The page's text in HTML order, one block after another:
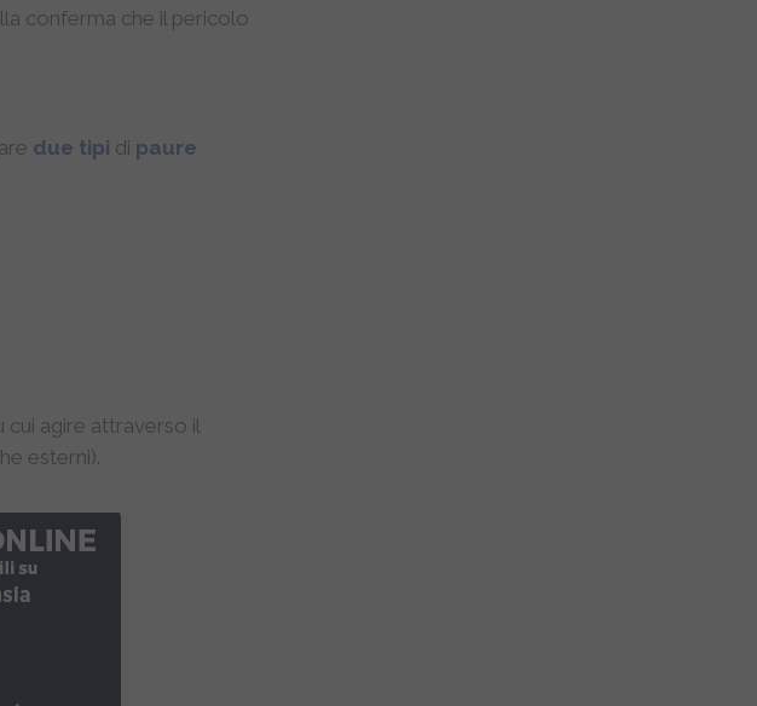
conferma che il pericolo
due tipi di paure
cui agire attraverso il
esterni).